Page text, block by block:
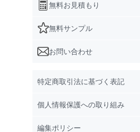
無料お見積もり
無料サンプル
お問い合わせ
特定商取引法に基づく表記
個人情報保護への取り組み
編集ポリシー